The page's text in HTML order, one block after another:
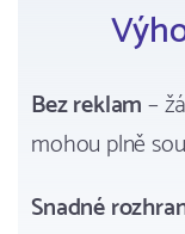
Bez reklam–
mohou plně
Snadné